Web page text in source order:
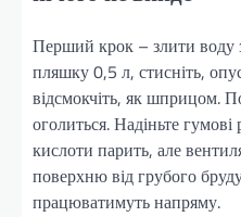
Перший крок – злити воду
пляшку 0,5 л, стисніть,
відсмокчіть, як шприцом.
оголиться. Надіньте
кислоти парить, але
поверхню від грубого
працюватимуть напряму.